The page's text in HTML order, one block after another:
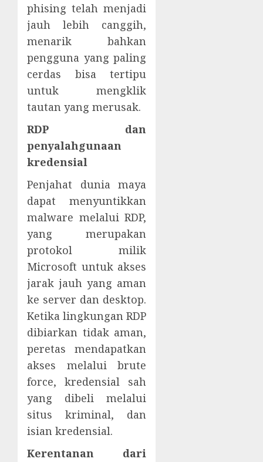
phising telah menjadi
jauh lebih canggih,
menarik bahkan
pengguna yang paling
cerdas bisa tertipu
untuk mengklik
tautan yang merusak.
RDP dan
penyalahgunaan
kredensial
Penjahat dunia maya
dapat menyuntikkan
malware melalui RDP,
yang merupakan
protokol milik
Microsoft untuk akses
jarak jauh yang aman
ke server dan desktop.
Ketika lingkungan RDP
dibiarkan tidak aman,
peretas mendapatkan
akses melalui brute
force, kredensial sah
yang dibeli melalui
situs kriminal, dan
isian kredensial.
Kerentanan dari